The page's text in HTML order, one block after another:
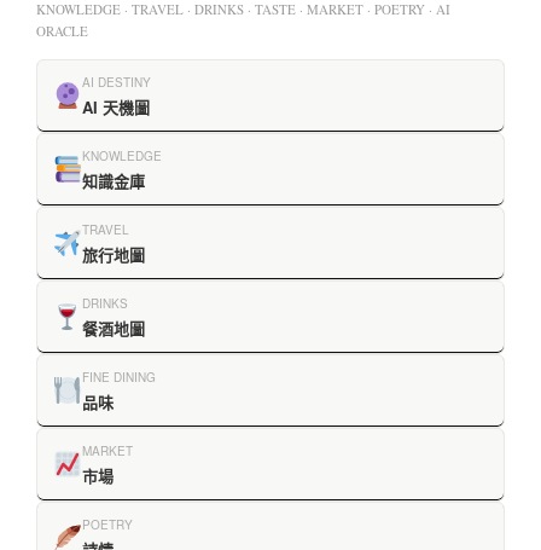
KNOWLEDGE · TRAVEL · DRINKS · TASTE · MARKET · POETRY · AI
ORACLE
AI DESTINY
AI 天機圖
KNOWLEDGE
知識金庫
TRAVEL
旅行地圖
DRINKS
餐酒地圖
FINE DINING
品味
MARKET
市場
POETRY